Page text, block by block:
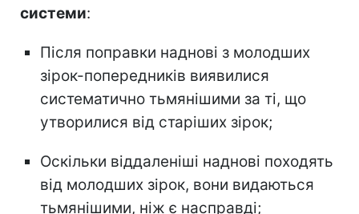
системи:
Після поправки наднові з молодших
зірок-попередників виявилися
систематично тьмянішими за ті, що
утворилися від старіших зірок;
Оскільки віддаленіші наднові походять
від молодших зірок, вони видаються
тьмянішими, ніж є насправді;